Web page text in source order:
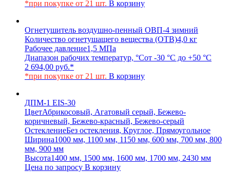
*при покупке от 21 шт. В корзину
Огнетушитель воздушно-пенный ОВП-4 зимний
Количество огнетушащего вещества (ОТВ)4,0 кг
Рабочее давление1,5 МПа
Диапазон рабочих температур, °Сот -30 °С до +50 °С
2 694,00 руб.*
*при покупке от 21 шт. В корзину
ДПМ-1 EIS-30
ЦветАбрикосовый, Агатовый серый, Бежево-
коричневый, Бежево-красный, Бежево-серый
ОстеклениеБез остекления, Круглое, Прямоугольное
Ширина1000 мм, 1100 мм, 1150 мм, 600 мм, 700 мм, 800
мм, 900 мм
Высота1400 мм, 1500 мм, 1600 мм, 1700 мм, 2430 мм
Цена по запросу В корзину